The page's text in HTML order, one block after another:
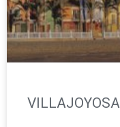
VILLAJOYOSA